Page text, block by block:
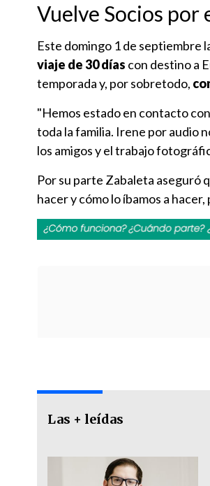
Vuelve Socios por
Este domingo 1 de septiembre
viaje de 30 días con destino a
temporada y, por sobretodo,
"Hemos estado en contacto
toda la familia. Irene por audio
los amigos y el trabajo
Por su parte Zabaleta aseguró
hacer y cómo lo íbamos a hacer,
Las + leídas